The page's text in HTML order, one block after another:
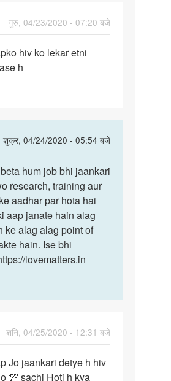
गुरु, 04/23/2020 - 07:20 बजे
hiv ko lekar etni
h
शुक्र, 04/24/2020 - 05:54 बजे
hum job bhi jaankari
research, training aur
aadhar par hota hai
aap janate hain alag
ke alag alag point of
hain. Ise bhi
lovematters.in
शनि, 04/25/2020 - 12:31 बजे
Jo jaankari detye h hiv
💯 sachi Hoti h kya